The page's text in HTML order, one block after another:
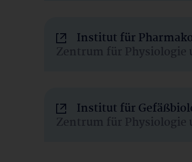
Institut für
Zentrum für Physiologie
Institut für
Zentrum für Physiologie